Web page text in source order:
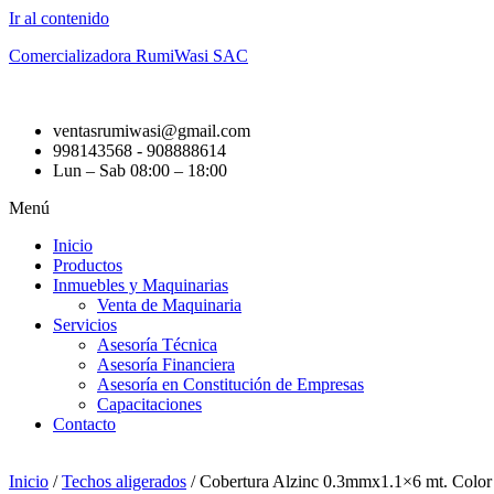
Ir al contenido
Comercializadora RumiWasi SAC
ventasrumiwasi@gmail.com
998143568 - 908888614
Lun – Sab 08:00 – 18:00
Menú
Inicio
Productos
Inmuebles y Maquinarias
Venta de Maquinaria
Servicios
Asesoría Técnica
Asesoría Financiera
Asesoría en Constitución de Empresas
Capacitaciones
Contacto
Inicio /Techos aligerados / Cobertura Alzinc 0.3mmx1.1×6 mt.